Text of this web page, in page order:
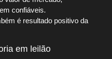
confiáveis.
é resultado positivo da
em leilão